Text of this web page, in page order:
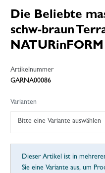
Die Beliebte
schw-braun
NATURinFORM
Artikelnummer
GARNA00086
Varianten
Bitte eine Variante auswählen
Dieser Artikel ist in
Sie eine Variante aus, um